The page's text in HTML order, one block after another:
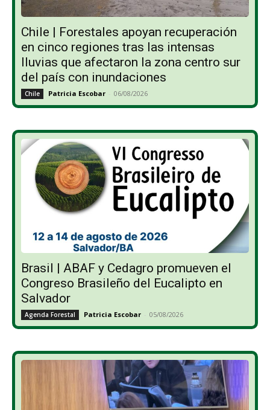
Chile | Forestales apoyan recuperación
en cinco regiones tras las intensas
lluvias que afectaron la zona centro sur
del país con inundaciones
Chile Patricia Escobar - 06/08/2026
Brasil | ABAF y Cedagro promueven el
Congreso Brasileño del Eucalipto en
Salvador
Agenda Forestal Patricia Escobar - 05/08/2026